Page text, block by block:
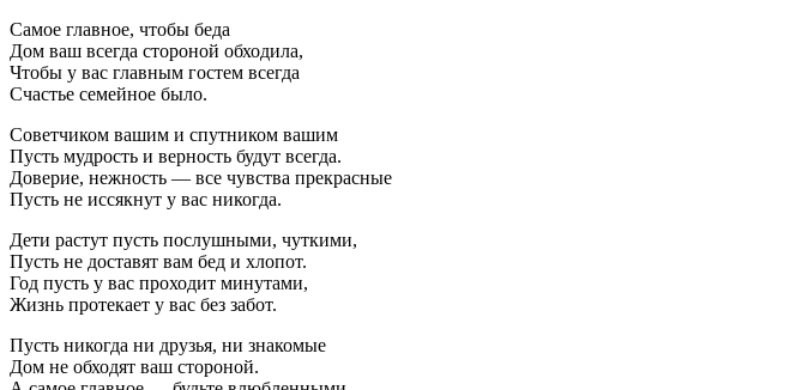
Самое главное, чтобы беда
Дом ваш всегда стороной обходила,
Чтобы у вас главным гостем всегда
Счастье семейное было.
Советчиком вашим и спутником вашим
Пусть мудрость и верность будут всегда.
Доверие, нежность — все чувства прекрасные
Пусть не иссякнут у вас никогда.
Дети растут пусть послушными, чуткими,
Пусть не доставят вам бед и хлопот.
Год пусть у вас проходит минутами,
Жизнь протекает у вас без забот.
Пусть никогда ни друзья, ни знакомые
Дом не обходят ваш стороной.